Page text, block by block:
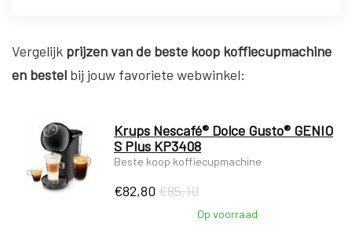
Vergelijk prijzen van de beste koop koffiecupmachine
en bestel bij jouw favoriete webwinkel:
Krups Nescafé® Dolce Gusto® GENIO
S Plus KP3408
Beste koop koffiecupmachine
€82,80 €85,10
Op voorraad